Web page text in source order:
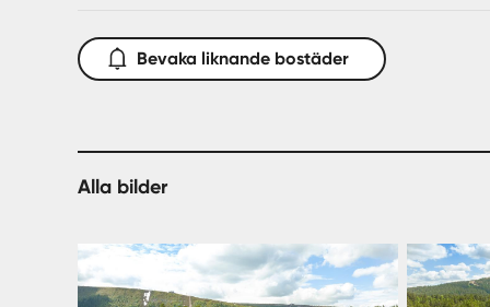
Bevaka liknande bostäder
Alla bilder